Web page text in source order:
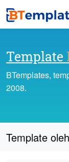
Template
BTemplates,
2008.
Template